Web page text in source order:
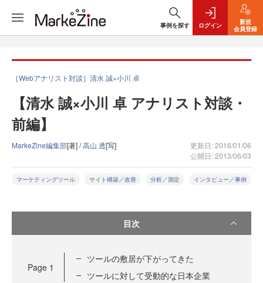
事例を探す ログイン
新規
会員登録
［Webアナリスト対談］清水 誠×小川 卓
【清水 誠×小川 卓 アナリスト対談・
前編】
MarkeZine編集部[著] /高山 透[写]
更新日: 2016/01/06
公開日: 2013/06/03
マーケティングツール サイト構築／改善 分析／測定 インタビュー／事例
目次
Page 1
ツールの敷居が下がってきた
ツールに対して受動的な日本企業